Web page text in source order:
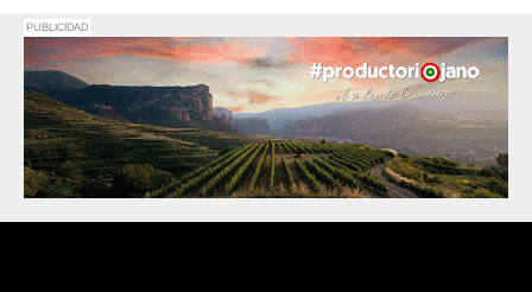
PUBLICIDAD